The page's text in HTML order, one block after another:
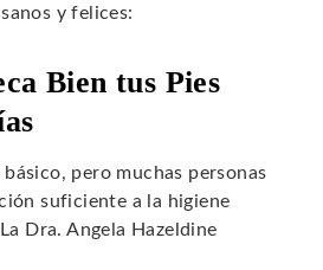
y felices:
Bien tus Pies
básico, pero muchas personas
suficiente a la higiene
Dra. Angela Hazeldine